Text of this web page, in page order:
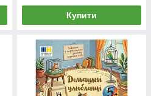
Купити